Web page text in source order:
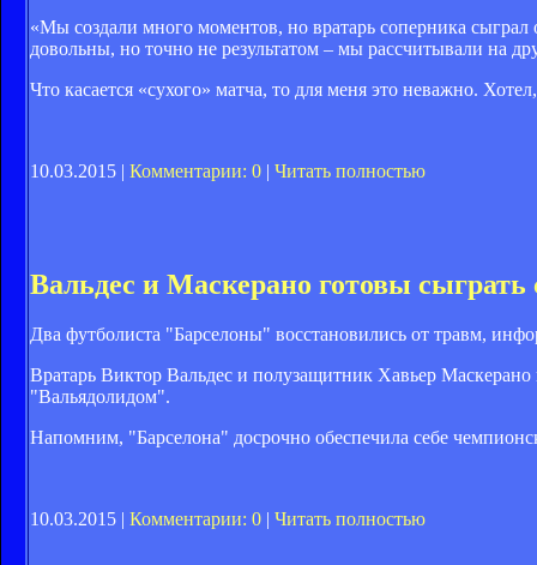
«Мы создали много моментов, но вратарь соперника
довольны, но точно не результатом – мы рассчитывали на
Что касается «сухого» матча, то для меня это неважно.
10.03.2015 | Комментарии: 0 | Читать полностью
Вальдес и Маскерано готовы
Два футболиста "Барселоны" восстановились от травм,
Вратарь Виктор Вальдес и полузащитник Хавьер
"Вальядолидом".
Напомним, "Барселона" досрочно обеспечила себе
10.03.2015 | Комментарии: 0 | Читать полностью